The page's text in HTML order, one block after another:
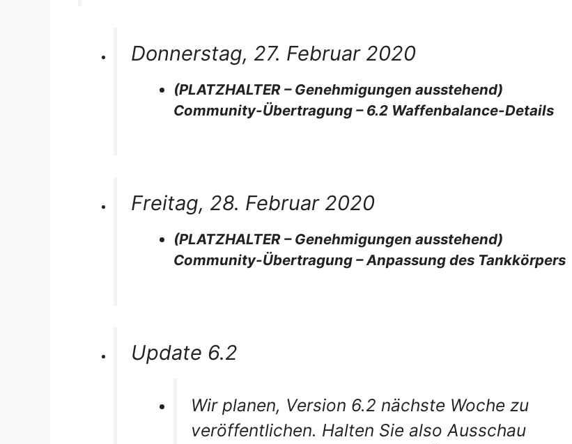
Donnerstag, 27. Februar 2020
(PLATZHALTER – Genehmigungen ausstehend)
Community-Übertragung – 6.2 Waffenbalance-Details
Freitag, 28. Februar 2020
(PLATZHALTER – Genehmigungen ausstehend)
Community-Übertragung – Anpassung des Tankkörpers
Update 6.2
Wir planen, Version 6.2 nächste Woche zu
veröffentlichen. Halten Sie also Ausschau